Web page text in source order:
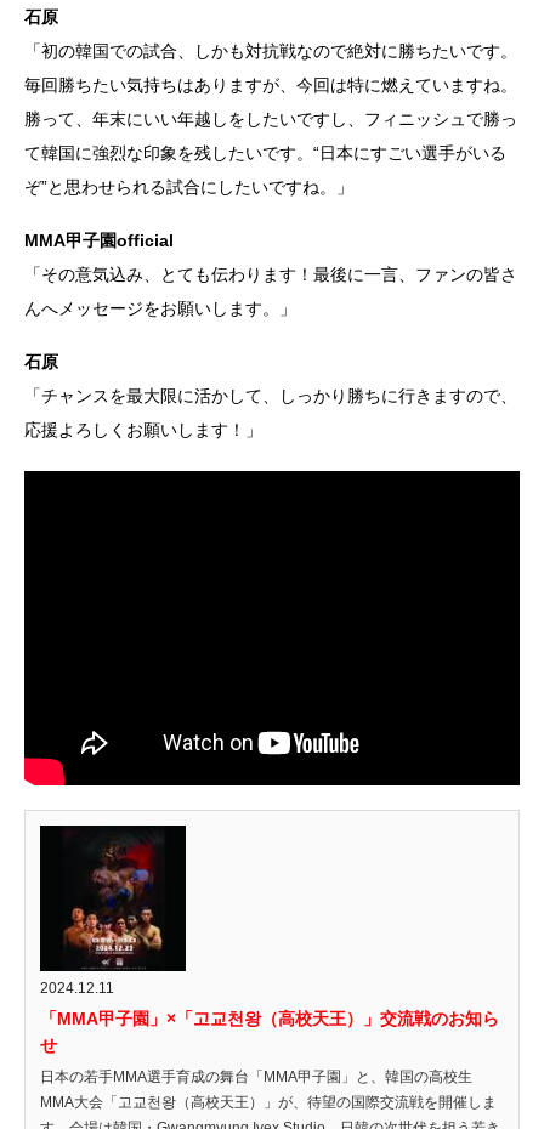
石原
「初の韓国での試合、しかも対抗戦なので絶対に勝ちたいです。
毎回勝ちたい気持ちはありますが、今回は特に燃えていますね。
勝って、年末にいい年越しをしたいですし、フィニッシュで勝っ
て韓国に強烈な印象を残したいです。“日本にすごい選手がいる
ぞ”と思わせられる試合にしたいですね。」
MMA甲子園official
「その意気込み、とても伝わります！最後に一言、ファンの皆さ
んへメッセージをお願いします。」
石原
「チャンスを最大限に活かして、しっかり勝ちに行きますので、
応援よろしくお願いします！」
2024.12.11
「MMA甲子園」×「고교천왕（高校天王）」交流戦のお知ら
せ
日本の若手MMA選手育成の舞台「MMA甲子園」と、韓国の高校生
MMA大会「고교천왕（高校天王）」が、待望の国際交流戦を開催しま